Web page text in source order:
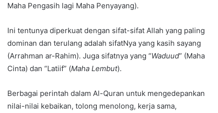
Maha Pengasih lagi Maha Penyayang).
Ini tentunya diperkuat dengan sifat-sifat Allah yang paling
dominan dan terulang adalah sifatNya yang kasih sayang
(Arrahman ar-Rahim). Juga sifatnya yang “Waduud” (Maha
Cinta) dan “Latiif” (Maha Lembut).
Berbagai perintah dalam Al-Quran untuk mengedepankan
nilai-nilai kebaikan, tolong menolong, kerja sama,